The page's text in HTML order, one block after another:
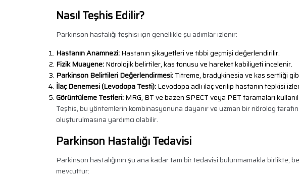
Nasıl Teşhis Edilir?
Parkinson hastalığı teşhisi için genellikle şu adımlar izlenir:
Hastanın Anamnezi:Hastanın şikayetleri ve tıbbi geçmişi değerlendirilir.
Fizik Muayene:Nörolojik belirtiler, kas tonusu ve hareket kabiliyeti incelenir.
Parkinson Belirtileri Değerlendirmesi:Titreme, bradykinesia ve kas sertliği
İlaç Denemesi (Levodopa Testi):Levodopa adlı ilaç verilip hastanın tepkisi
Görüntüleme Testleri:MRG, BT ve bazen SPECT veya PET taramaları
Teşhis, bu yöntemlerin kombinasyonuna dayanır ve uzman bir nörolog
oluşturulmasına yardımcı olabilir.
Parkinson Hastalığı Tedavisi
Parkinson hastalığının şu ana kadar tam bir tedavisi bulunmamakla birlikte,
mevcuttur: